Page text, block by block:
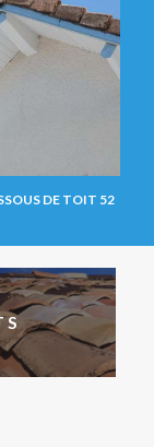
DE TOIT 52